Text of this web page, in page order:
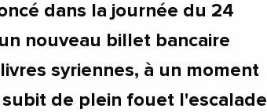
dans la journée du 24
nouveau billet bancaire
syriennes, à un moment
de plein fouet l'escalade